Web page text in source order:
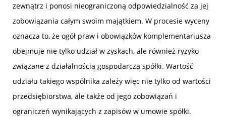
zewnątrz i ponosi nieograniczoną odpowiedzialność za jej
zobowiązania całym swoim majątkiem. W procesie wyceny
oznacza to, że ogół praw i obowiązków komplementariusza
obejmuje nie tylko udział w zyskach, ale również ryzyko
związane z działalnością gospodarczą spółki. Wartość
udziału takiego wspólnika zależy więc nie tylko od wartości
przedsiębiorstwa, ale także od jego zobowiązań i
ograniczeń wynikających z zapisów w umowie spółki.